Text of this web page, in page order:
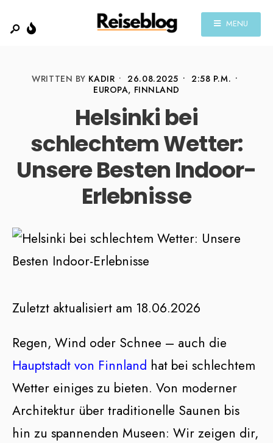
MENU
WRITTEN BY KADIR • 26.08.2025 • 2:58 P.M. •
EUROPA, FINNLAND
Helsinki bei
schlechtem Wetter:
Unsere Besten Indoor-
Erlebnisse
Zuletzt aktualisiert am 18.06.2026
Regen, Wind oder Schnee – auch die
Hauptstadt von Finnland hat bei schlechtem
Wetter einiges zu bieten. Von moderner
Architektur über traditionelle Saunen bis
hin zu spannenden Museen: Wir zeigen dir,